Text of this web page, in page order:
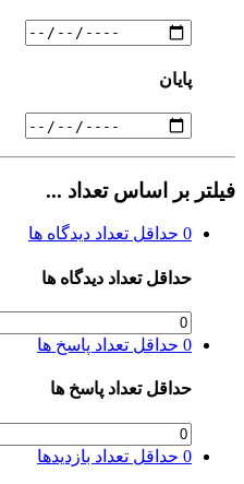
پایان
فیلتر بر اساس تعداد ...
0 حداقل تعداد دیدگاه ها
حداقل تعداد دیدگاه ها
0 حداقل تعداد پاسخ ها
حداقل تعداد پاسخ ها
0 حداقل تعداد بازدیدها